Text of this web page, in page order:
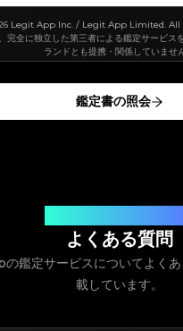
Legit App Inc. / Legit App Limited.
全に独立した第三者による鑑定サービス
ランドとも提携・関係していません
鑑定書の照会
よくある質問
鑑定サービスについてよくあ
載しています。